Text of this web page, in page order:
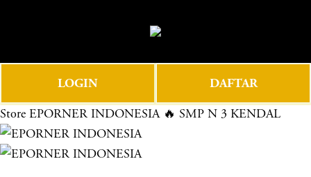
e
e
n
u
LOGIN DAFTAR
Store EPORNER INDONESIA 🔥 SMP N 3 KENDAL